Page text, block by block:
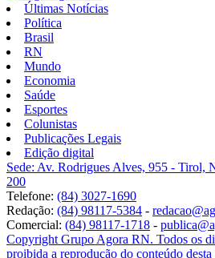
Últimas Notícias
Política
Brasil
RN
Mundo
Economia
Saúde
Esportes
Colunistas
Publicações Legais
Edição digital
Sede: Av. Rodrigues Alves, 955 - Tirol,
200
Telefone: (84) 3027-1690
Redação: (84) 98117-5384 -
Comercial: (84) 98117-1718 -
Copyright Grupo Agora RN. Todos os
proibida a reprodução do conteúdo